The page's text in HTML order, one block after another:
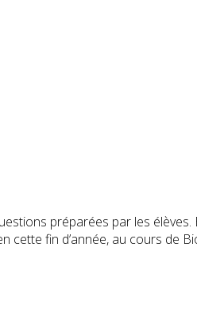
préparées par les élèves.
fin d’année, au cours de